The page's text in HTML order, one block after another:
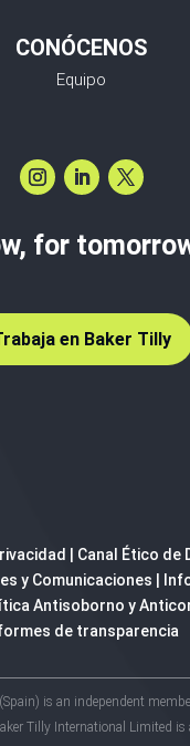
CONÓCENOS
Equipo
for
en Baker Tilly
Canal Ético de
y Comunicaciones
Antisoborno y
de transparencia
is an independent
Tilly International Limited is